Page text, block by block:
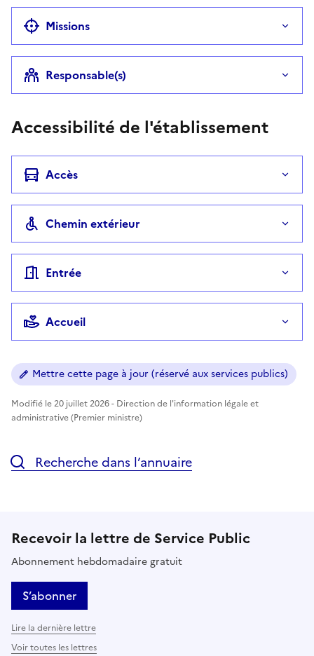
Missions
Responsable(s)
Accessibilité de l'établissement
Accès
Chemin extérieur
Entrée
Accueil
Mettre cette page à jour (réservé aux services publics)
Modifié le 20 juillet 2026 - Direction de l'information légale et
administrative (Premier ministre)
Recherche dans l’annuaire
Recevoir la lettre de Service Public
Abonnement hebdomadaire gratuit
S’abonner
Lire la dernière lettre
Voir toutes les lettres